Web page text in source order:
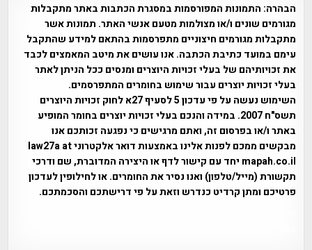
הבהרה: התמונות המפורסמות במסגרת הכתבות באתר מתקבלות
מגורמים שונים ו/או מצולמות מטעם אנשי האתר. תמונות אשר
מתקבלות מגורמים חיצוניים מתפרסמות בהתאם למידע שהתקבל
עימם במועד כתיבת הכתבה. אנו עושים את מיטב המאמצים לכבד
את זכויותיהם של בעלי זכויות היוצרים ומנסים ככל הניתן לאתר
בעלי זכויות יוצרים עבור שימוש בחומרים המתפרסמים.
השימוש נעשה על פי עדכון 5 לסעיף 27א לחוק זכויות היוצרים
תשס"ח 2007. במידה והנכם בעלי זכויות יוצרים בחומר המופיע
באתר ו/או בפרסום זה, ואתם מרגישים כי נפגעה זכותכם אנו
מבקשים ממכם לפנות אלינו באמצעות דואר אלקטרוני law27a at
mapah.co.il יחד עם קישור לדף או היצירה המדוברת, שם ודרכי
תקשורת (מייל/טלפון) ואנו נסיר את החומרים. או לחילופין לעדכון
פרטיכם ומתן קרדיט כנדרש וזאת על פי דרישתכם והסכמתכם.